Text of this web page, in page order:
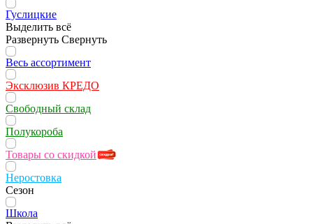
Гуслицкие
Выделить всё
Развернуть Свернуть
Весь ассортимент
Эксклюзив КРЕДО
Свободный склад
Полукороба
Товары со скидкой
Неростовка
Сезон
Школа